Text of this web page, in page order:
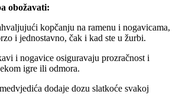
obožavati:
kopčanju na ramenu i nogavicama,
i jednostavno, čak i kad ste u žurbi.
i nogavice osiguravaju prozračnost i
igre ili odmora.
dodaje dozu slatkoće svakoj